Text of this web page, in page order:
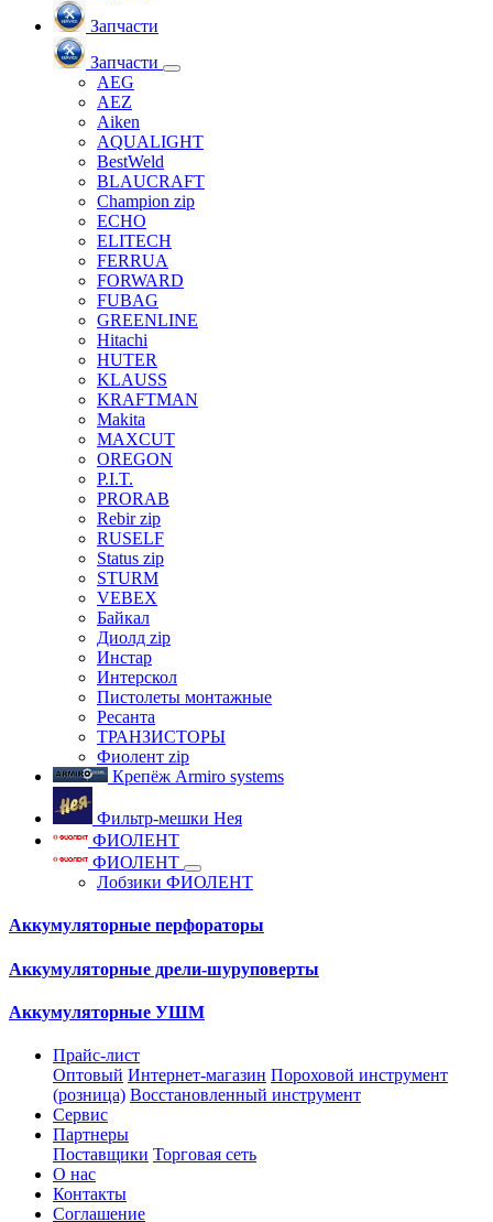
Запчасти
Запчасти
AEG
AEZ
Aiken
AQUALIGHT
BestWeld
BLAUCRAFT
Champion zip
ECHO
ELITECH
FERRUA
FORWARD
FUBAG
GREENLINE
Hitachi
HUTER
KLAUSS
KRAFTMAN
Makita
MAXCUT
OREGON
P.I.T.
PRORAB
Rebir zip
RUSELF
Status zip
STURM
VEBEX
Байкал
Диолд zip
Инстар
Интерскол
Пистолеты монтажные
Ресанта
ТРАНЗИСТОРЫ
Фиолент zip
Крепёж Armiro systems
Фильтр-мешки Нея
ФИОЛЕНТ
ФИОЛЕНТ
Лобзики ФИОЛЕНТ
Аккумуляторные перфораторы
Аккумуляторные дрели-шуруповерты
Аккумуляторные УШМ
Прайс-лист
Оптовый Интернет-магазин Пороховой инструмент
(розница) Восстановленный инструмент
Сервис
Партнеры
Поставщики Торговая сеть
О нас
Контакты
Соглашение